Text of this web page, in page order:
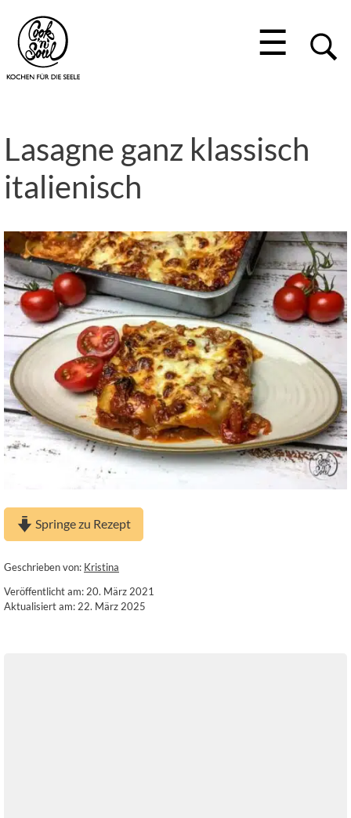
☰
Lasagne ganz klassisch
italienisch
Springe zu Rezept
Geschrieben von: Kristina
Veröffentlicht am: 20. März 2021
Aktualisiert am: 22. März 2025